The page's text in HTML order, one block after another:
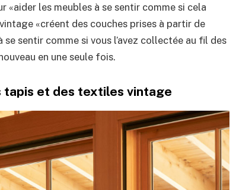
«aider les meubles à se sentir comme si cela
«créent des couches prises à partir de
sentir comme si vous l’avez collectée au fil des
en une seule fois.
tapis et des textiles vintage